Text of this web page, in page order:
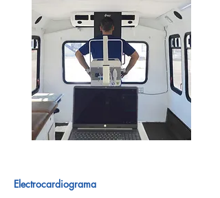
Electrocardiograma